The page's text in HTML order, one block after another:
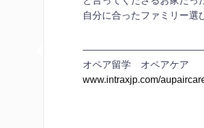
自分に合ったファミリー選
オペア留学 オペアケア
www.intraxjp.com/